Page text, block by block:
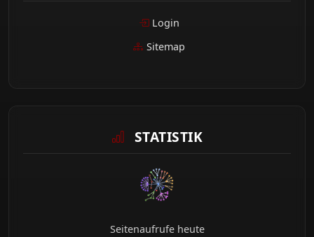
Login
Sitemap
STATISTIK
Seitenaufrufe heute